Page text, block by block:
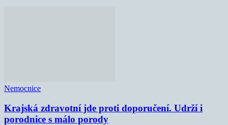
Nemocnice
Krajská zdravotní jde proti doporučení. Udrží i
porodnice s málo porody